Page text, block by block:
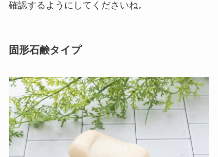
確認するようにしてくださいね。
固形石鹸タイプ